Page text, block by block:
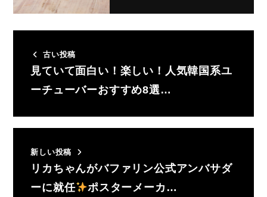
古い投稿
見ていて面白い！楽しい！人気韓国系ユ
ーチューバーおすすめ8選…
新しい投稿
リカちゃんがバファリン公式アンバサダ
ーに就任
ポスターメーカ…